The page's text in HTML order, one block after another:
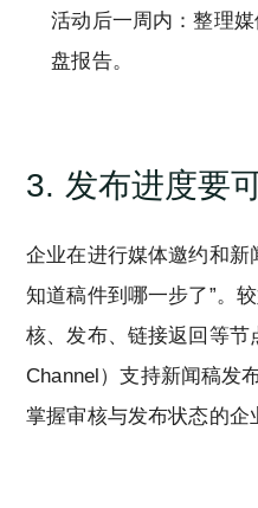
活动后一周内：整理
盘报告。
3. 发布进度要
企业在进行媒体邀约和新
知道稿件到哪一步了”。
核、发布、链接返回等
Channel）支持新闻稿发
掌握审核与发布状态的企